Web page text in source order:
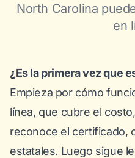
North Carolina
en
¿Es la primera vez que
Empieza por cómo
línea, que cubre el
reconoce el certificado,
estatales. Luego sigue